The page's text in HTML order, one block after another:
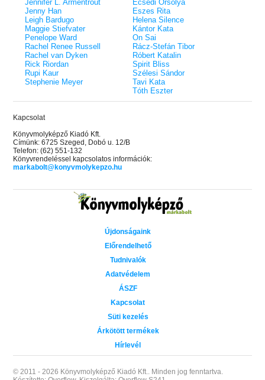
Jennifer L. Armentrout
Jenny Han
Leigh Bardugo
Maggie Stiefvater
Penelope Ward
Rachel Renee Russell
Rachel van Dyken
Rick Riordan
Rupi Kaur
Stephenie Meyer
Ecsédi Orsolya
Eszes Rita
Helena Silence
Kántor Kata
On Sai
Rácz-Stefán Tibor
Róbert Katalin
Spirit Bliss
Szélesi Sándor
Tavi Kata
Tóth Eszter
Kapcsolat
Könyvmolyképző Kiadó Kft.
Címünk: 6725 Szeged, Dobó u. 12/B
Telefon: (62) 551-132
Könyvrendeléssel kapcsolatos információk:
markabolt@konyvmolykepzo.hu
Újdonságaink
Előrendelhető
Tudnivalók
Adatvédelem
ÁSZF
Kapcsolat
Süti kezelés
Árkötött termékek
Hírlevél
© 2011 - 2026 Könyvmolyképző Kiadó Kft..
Minden jog fenntartva.